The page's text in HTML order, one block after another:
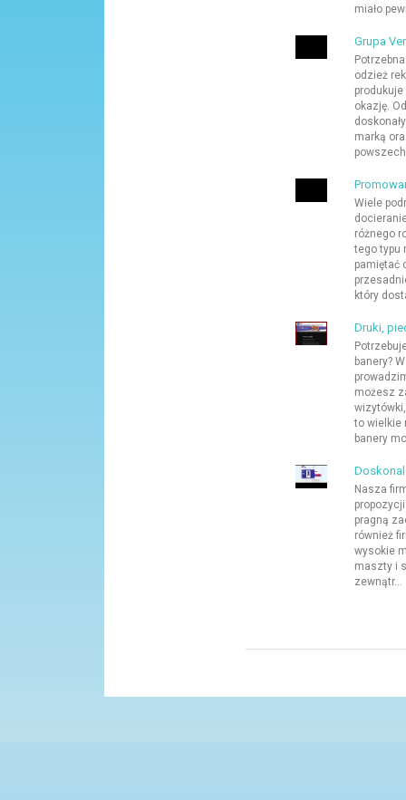
miało
Grupa
odzież
okazję.
marką
Wiele
różnego
tego typu
pamiętać
który
Druki,
banery?
możesz
to wielkie
banery
Nasza
pragną
również
wysokie
maszty i
zewnątr...